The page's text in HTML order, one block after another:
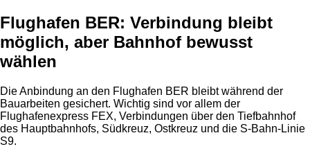
Flughafen BER: Verbindung bleibt
möglich, aber Bahnhof bewusst
wählen
Die Anbindung an den Flughafen BER bleibt während der
Bauarbeiten gesichert. Wichtig sind vor allem der
Flughafenexpress FEX, Verbindungen über den Tiefbahnhof
des Hauptbahnhofs, Südkreuz, Ostkreuz und die S-Bahn-Linie
S9.